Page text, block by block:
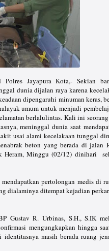
Polres Jayapura Kota,- Sekian
dunia dijalan raya karena
dipengaruhi minuman keras,
umum untuk menjadi
berlalulintas. Kali ini
meninggal dunia saat
usai alami kecelakaan tunggal
beton yang berada di jalan
Heram, Minggu (02/12) dinihari
pertolongan medis di
dialaminya ditempat kejadian
Gustav R. Urbinas, S.H., S.IK
mengungkapkan hingga
masih berada ruang